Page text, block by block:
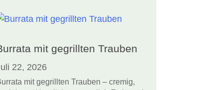
mit gegrillten Trauben
22, 2026
mit gegrillten Trauben – cremig,